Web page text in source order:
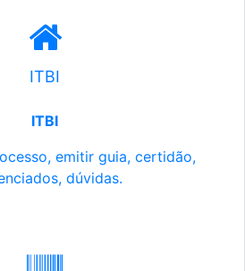
ITBI
ITBI
emitir guia, certidão,
dúvidas.